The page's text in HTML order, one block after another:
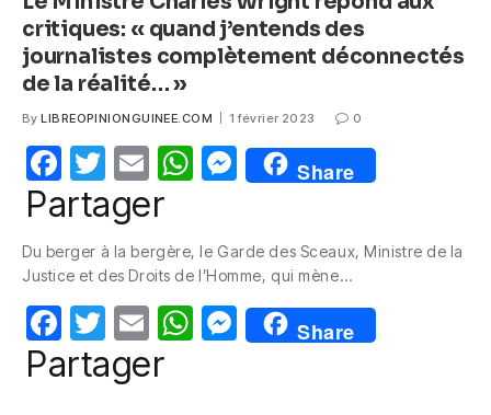
critiques: « quand j’entends des
journalistes complètement déconnectés
de la réalité… »
By LIBREOPINIONGUINEE.COM 1 février 2023 0
F
a
e
b
o
o
T
w
itt
er
E
m
W
s
A
p
M
e
e
n
g
Share
Partager
Du berger à la bergère, le Garde des Sceaux, Ministre de la
Justice et des Droits de l’Homme, qui mène…
F
a
T
w
itt
E
m
W M
e
Share
Partager